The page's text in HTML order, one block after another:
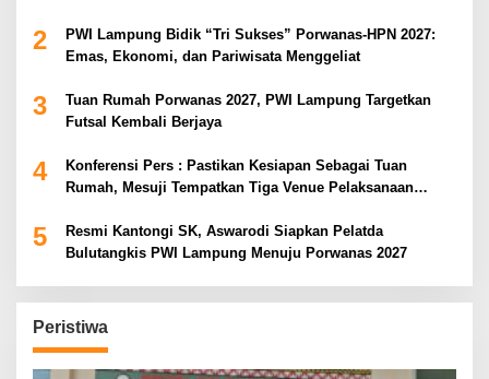
2
PWI Lampung Bidik “Tri Sukses” Porwanas-HPN 2027:
Emas, Ekonomi, dan Pariwisata Menggeliat
3
Tuan Rumah Porwanas 2027, PWI Lampung Targetkan
Futsal Kembali Berjaya
4
Konferensi Pers : Pastikan Kesiapan Sebagai Tuan
Rumah, Mesuji Tempatkan Tiga Venue Pelaksanaan
5
Resmi Kantongi SK, Aswarodi Siapkan Pelatda
Bulutangkis PWI Lampung Menuju Porwanas 2027
Peristiwa